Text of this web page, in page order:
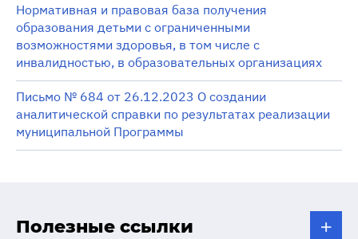
Нормативная и правовая база получения
образования детьми с ограниченными
возможностями здоровья, в том числе с
инвалидностью, в образовательных организациях
Письмо № 684 от 26.12.2023 О создании
аналитической справки по результатах реализации
муниципальной Программы
Полезные ссылки